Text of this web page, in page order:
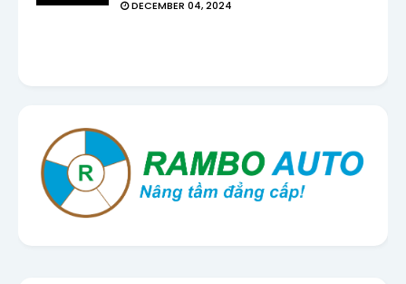
DECEMBER 04, 2024